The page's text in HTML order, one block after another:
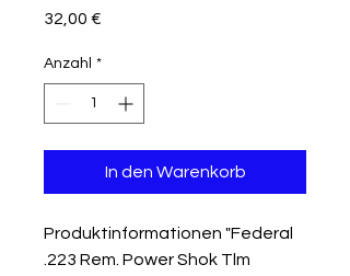
32,00 €
Anzahl *
In den Warenkorb
Produktinformationen "Federal
.223 Rem. Power Shok Tlm